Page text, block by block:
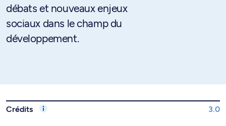
débats et nouveaux enjeux
sociaux dans le champ du
développement.
Crédits 3.0